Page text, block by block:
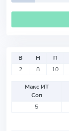
В Н П
2
8 10
Макс ИТ
Соп
5